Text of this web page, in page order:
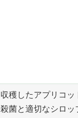
収穫したアプリコッ
殺菌と適切なシロ